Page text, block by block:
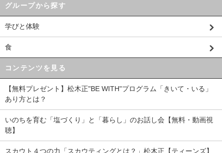
グループから探す
学びと体験
食
コンテンツを見る
【無料プレゼント】松木正"BE WITH"プログラム「きいて・いる」
あり方とは？
いのちを育む「塩づくり」と「暮らし」のお話し会【無料・動画視
聴】
スカウト４つの力「スカウティングとは？」松木正【ティーンズ】